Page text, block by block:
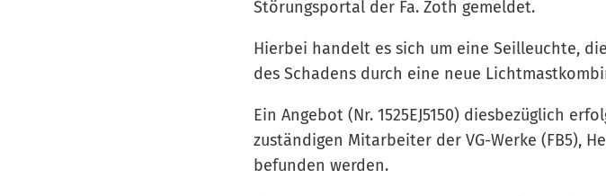
Störungsportal der Fa. Zoth gemeldet.
Hierbei handelt es sich um eine Seilleuchte,
des Schadens durch eine neue
Ein Angebot (Nr. 1525EJ5150) diesbezüglich
zuständigen Mitarbeiter der VG-Werke (FB5),
befunden werden.